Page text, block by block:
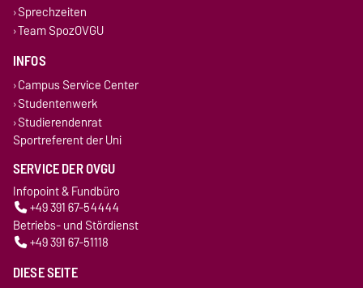
Sprechzeiten
Team SpozOVGU
INFOS
Campus Service Center
Studentenwerk
Studierendenrat
Sportreferent der Uni
SERVICE DER OVGU
Infopoint & Fundbüro
+49 391 67-54444
Betriebs- und Stördienst
+49 391 67-51118
DIESE SEITE